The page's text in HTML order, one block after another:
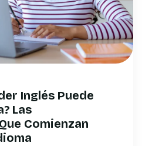
Inglés Puede
Las
Comienzan